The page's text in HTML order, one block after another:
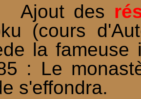
des
(cours
la fameuse
: Le
s'effondra.